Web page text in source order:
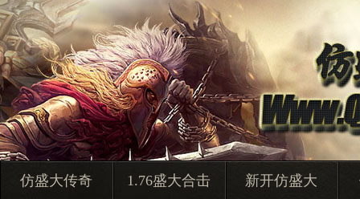
仿盛大传奇 1.76盛大合击 新开仿盛大